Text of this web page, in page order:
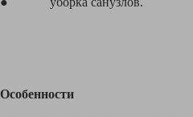
Особенности